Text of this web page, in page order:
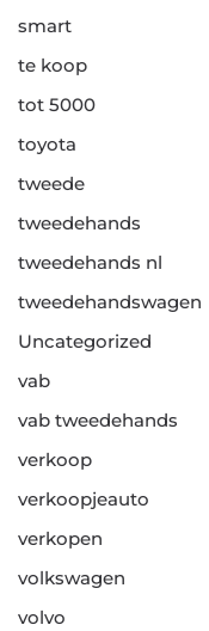
smart
te koop
tot 5000
toyota
tweede
tweedehands
tweedehands nl
tweedehandswagen
Uncategorized
vab
vab tweedehands
verkoop
verkoopjeauto
verkopen
volkswagen
volvo